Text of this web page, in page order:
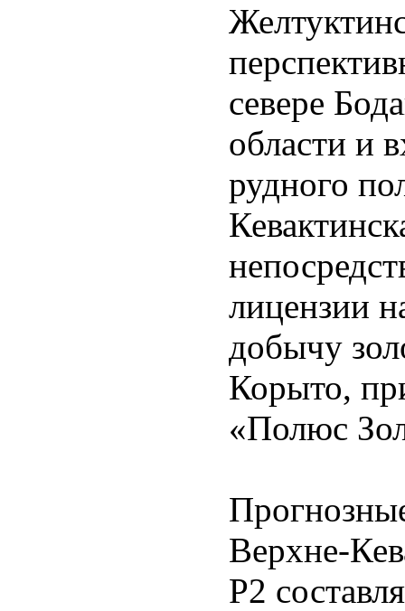
севере
области и
рудного
лицензии
добычу
Корыто,
«Полюс
Верхне-
Р2